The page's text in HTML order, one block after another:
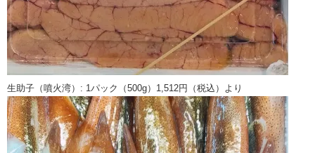
生助子（噴火湾）: 1パック（500g）1,512円（税込）より